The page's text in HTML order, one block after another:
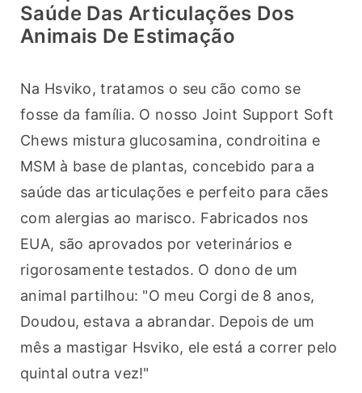
Saúde Das Articulações Dos
Animais De Estimação
Na Hsviko, tratamos o seu cão como se
fosse da família. O nosso Joint Support Soft
Chews mistura glucosamina, condroitina e
MSM à base de plantas, concebido para a
saúde das articulações e perfeito para cães
com alergias ao marisco. Fabricados nos
EUA, são aprovados por veterinários e
rigorosamente testados. O dono de um
animal partilhou: "O meu Corgi de 8 anos,
Doudou, estava a abrandar. Depois de um
mês a mastigar Hsviko, ele está a correr pelo
quintal outra vez!"